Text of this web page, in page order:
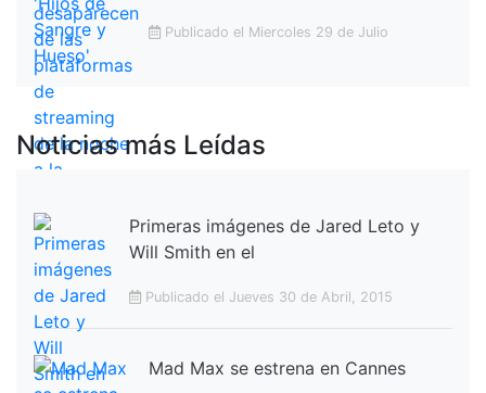
Publicado el Miercoles 29 de Julio
Noticias más Leídas
Primeras imágenes de Jared Leto y
Will Smith en el
Publicado el Jueves 30 de Abril, 2015
Mad Max se estrena en Cannes